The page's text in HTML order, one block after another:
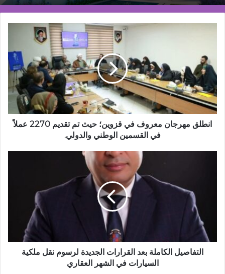
في
قزوين؛
حيث
تم
تقديم
2270
عملاً
انطلق مهرجان معروف في قزوين؛ حيث تم تقديم 2270 عملاً
في القسمين الوطني والدولي.
ملكية
السيارات
التفاصيل الكاملة بعد القرارات الجديدة لرسوم نقل ملكية
السيارات في الشهر العقاري